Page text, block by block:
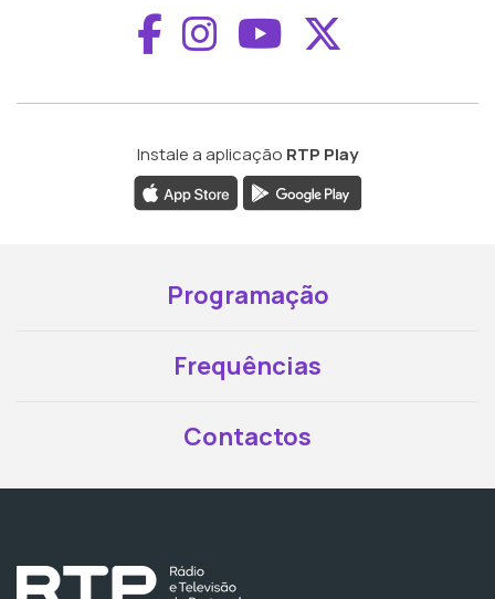
Aceder ao
Aceder ao
Aceder ao
Instale a aplicação RTP Play
Programação
Frequências
Contactos